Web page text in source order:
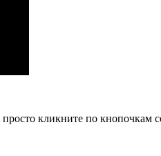
просто кликните по кнопочкам